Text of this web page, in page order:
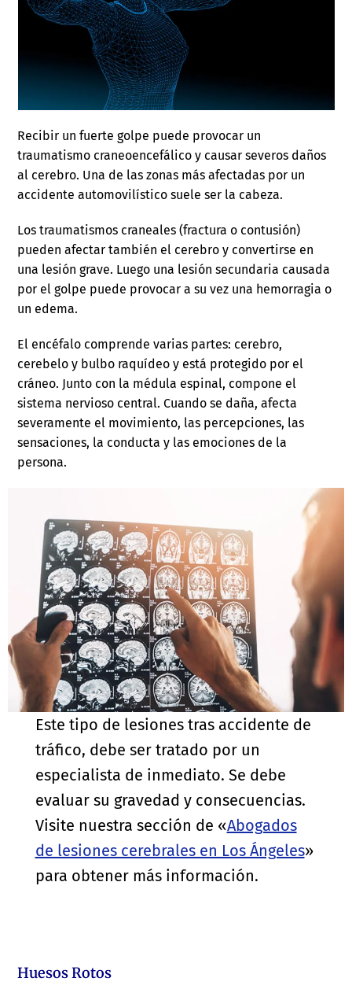
Recibir un fuerte golpe puede provocar un
traumatismo craneoencefálico y causar severos daños
al cerebro. Una de las zonas más afectadas por un
accidente automovilístico suele ser la cabeza.
Los traumatismos craneales (fractura o contusión)
pueden afectar también el cerebro y convertirse en
una lesión grave. Luego una lesión secundaria causada
por el golpe puede provocar a su vez una hemorragia o
un edema.
El encéfalo comprende varias partes: cerebro,
cerebelo y bulbo raquídeo y está protegido por el
cráneo. Junto con la médula espinal, compone el
sistema nervioso central. Cuando se daña, afecta
severamente el movimiento, las percepciones, las
sensaciones, la conducta y las emociones de la
persona.
Este tipo de lesiones tras accidente de
tráfico, debe ser tratado por un
especialista de inmediato. Se debe
evaluar su gravedad y consecuencias.
Visite nuestra sección de «Abogados
de lesiones cerebrales en Los Ángeles»
para obtener más información.
Huesos Rotos